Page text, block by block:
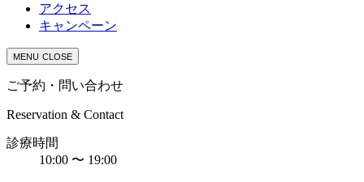
アクセス
キャンペーン
MENU CLOSE
ご予約・問い合わせ
Reservation & Contact
診療時間
10:00 〜 19:00